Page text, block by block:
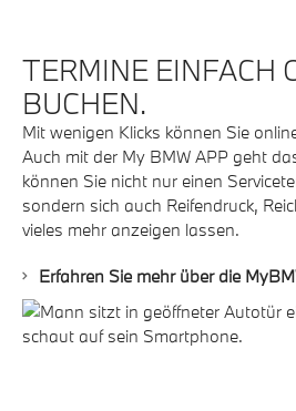
TERMINE EINFACH
BUCHEN.
Mit wenigen Klicks können Sie
Auch mit der My BMW APP geht
können Sie nicht nur einen
sondern sich auch Reifendruck,
vieles mehr anzeigen lassen.
Erfahren Sie mehr über die